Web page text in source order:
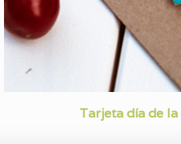
Tarjeta día de